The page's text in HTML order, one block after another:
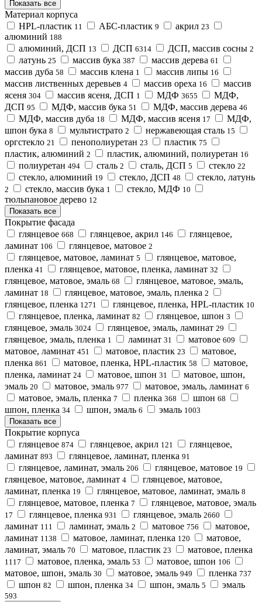
Показать все
Материал корпуса
HPL-пластик 11 АБС-пластик 9 акрил 23
алюминий 188
алюминий, ДСП 13 ДСП 6314 ДСП, массив сосны 2
латунь 25 массив бука 387 массив дерева 61
массив дуба 58 массив клена 1 массив липы 16
массив лиственных деревьев 4 массив ореха 16
массив
ясеня 304 массив ясеня, ДСП 1 МДФ 3655
МДФ,
ДСП 95 МДФ, массив бука 51 МДФ, массив дерева 46
МДФ, массив дуба 18 МДФ, массив ясеня 17
МДФ,
шпон бука 8 мультистрато 2 нержавеющая сталь 15
оргстекло 21 пенополиуретан 23 пластик 75
пластик, алюминий 2 пластик, алюминий, полиуретан 16
полиуретан 494 сталь 2 сталь, ДСП 5 стекло 22
стекло, алюминий 19 стекло, ДСП 48 стекло, латунь
2 стекло, массив бука 1 стекло, МДФ 10
тюльпановое дерево 12
Показать все
Покрытие фасада
глянцевое 668 глянцевое, акрил 146
глянцевое,
ламинат 106 глянцевое, матовое 2
глянцевое, матовое, ламинат 5
глянцевое, матовое,
пленка 41 глянцевое, матовое, пленка, ламинат 32
глянцевое, матовое, эмаль 68
глянцевое, матовое, эмаль,
ламинат 18 глянцевое, матовое, эмаль, пленка 2
глянцевое, пленка 1271 глянцевое, пленка, HPL-пластик 10
глянцевое, пленка, ламинат 82 глянцевое, шпон 3
глянцевое, эмаль 3024 глянцевое, эмаль, ламинат 29
глянцевое, эмаль, пленка 1 ламинат 31 матовое 609
матовое, ламинат 451 матовое, пластик 23
матовое,
пленка 861 матовое, пленка, HPL-пластик 58
матовое,
пленка, ламинат 24 матовое, шпон 31
матовое, шпон,
эмаль 20 матовое, эмаль 977 матовое, эмаль, ламинат 6
матовое, эмаль, пленка 7 пленка 368 шпон 68
шпон, пленка 34 шпон, эмаль 6 эмаль 1003
Показать все
Покрытие корпуса
глянцевое 874 глянцевое, акрил 121
глянцевое,
ламинат 893 глянцевое, ламинат, пленка 91
глянцевое, ламинат, эмаль 206 глянцевое, матовое 19
глянцевое, матовое, ламинат 4
глянцевое, матовое,
ламинат, пленка 19 глянцевое, матовое, ламинат, эмаль 8
глянцевое, матовое, пленка 7 глянцевое, матовое, эмаль
17 глянцевое, пленка 931 глянцевое, эмаль 2660
ламинат 111 ламинат, эмаль 2 матовое 756
матовое,
ламинат 1138 матовое, ламинат, пленка 120
матовое,
ламинат, эмаль 70 матовое, пластик 23 матовое, пленка
1117 матовое, пленка, эмаль 53 матовое, шпон 106
матовое, шпон, эмаль 30 матовое, эмаль 949 пленка 737
шпон 82 шпон, пленка 34 шпон, эмаль 5 эмаль
593